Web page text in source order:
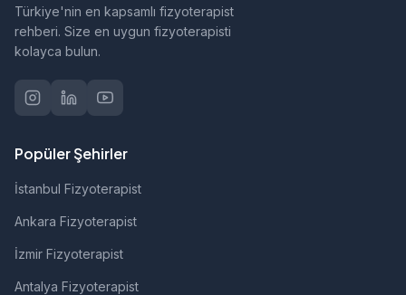
Türkiye'nin en kapsamlı fizyoterapist
rehberi. Size en uygun fizyoterapisti
kolayca bulun.
Popüler Şehirler
İstanbul Fizyoterapist
Ankara Fizyoterapist
İzmir Fizyoterapist
Antalya Fizyoterapist